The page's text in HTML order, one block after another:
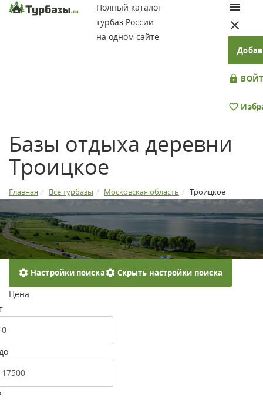
Полный каталог
турбаз России
на одном сайте
Базы отдыха деревни
Троицкое
Главная Все турбазы Московская область Троицкое
Настройки поиска Скрыть настройки поиска
Цена